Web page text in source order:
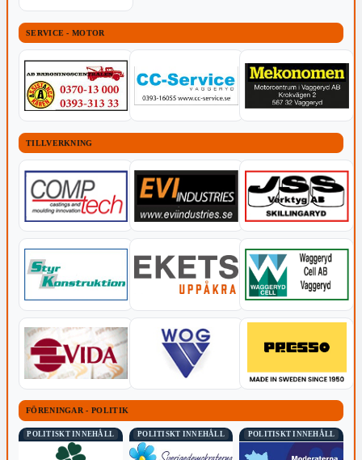
SERVICE - MOTOR
TILLVERKNING
FÖRENINGAR - POLITIK
POLITISKT INNEHÅLL POLITISKT INNEHÅLL POLITISKT INNEHÅLL